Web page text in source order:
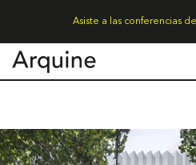
Asiste a las conferencias